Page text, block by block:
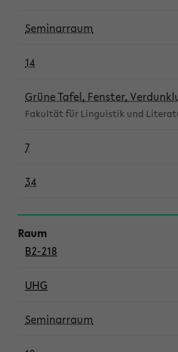
Seminarraum
14
Grüne Tafel, Fenster,
Fakultät für Linguistik und
7
34
B2-218
UHG
Seminarraum